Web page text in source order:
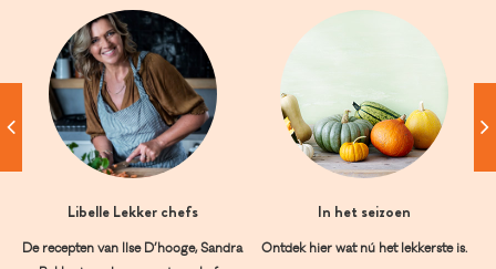
Libelle Lekker chefs
De recepten van Ilse D’hooge, Sandra
In het seizoen
Ontdek hier wat nú het lekkerste is.